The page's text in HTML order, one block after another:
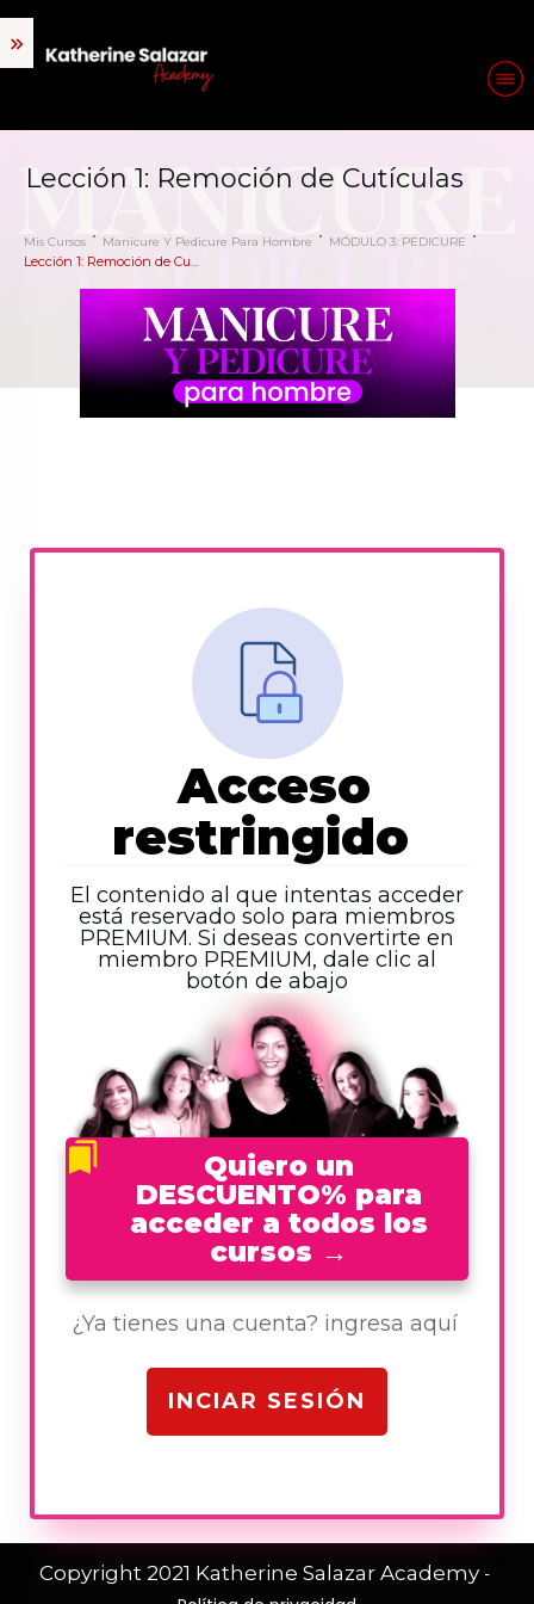
Lección 1: Remoción de Cutículas
Mis Cursos Manicure Y Pedicure Para Hombre MÓDULO 3: PEDICURE
Lección 1: Remoción de Cutículas
Acceso
restringido
El contenido al que intentas acceder
está reservado solo para miembros
PREMIUM. Si deseas convertirte en
miembro PREMIUM, dale clic al
botón de abajo
Quiero un
DESCUENTO% para
acceder a todos los
cursos →
¿Ya tienes una cuenta? ingresa aquí
INCIAR SESIÓN
Copyright 2021 Katherine Salazar Academy -